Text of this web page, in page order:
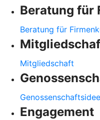
Beratung für
Beratung für
Mitgliedschaft
Genossenschaftsidee
Engagement